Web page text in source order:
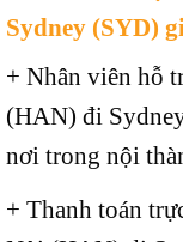
Sydney (SYD)
+ Nhân viên hỗ
(HAN) đi
nơi trong nội
+ Thanh toán